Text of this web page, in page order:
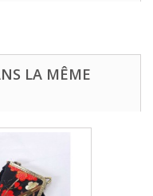
LA MÊME